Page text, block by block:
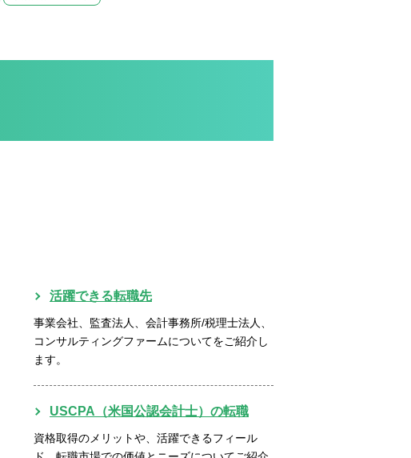
活躍できる転職先
事業会社、監査法人、会計事務所/税理士法人、
コンサルティングファームについてをご紹介し
ます。
USCPA（米国公認会計士）の転職
資格取得のメリットや、活躍できるフィール